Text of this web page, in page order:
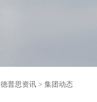
德普思资讯 > 集团动态